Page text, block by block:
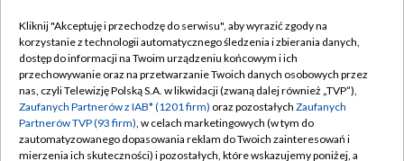
TVP
Abonament TVP
Emisja w TVP
Centrum informacji TVP
Regulamin TVP
Polityka prywatności
Moje zgody
Kliknij "Akceptuję i przechodzę do serwisu", aby wyrazić zgody na
korzystanie z technologii automatycznego śledzenia i zbierania danych,
dostęp do informacji na Twoim urządzeniu końcowym i ich
przechowywanie oraz na przetwarzanie Twoich danych osobowych przez
nas, czyli Telewizję Polską S.A. w likwidacji (zwaną dalej również „TVP”),
Zaufanych Partnerów z IAB* (1201 firm) oraz pozostałych Zaufanych
Partnerów TVP (93 firm), w celach marketingowych (w tym do
zautomatyzowanego dopasowania reklam do Twoich zainteresowań i
mierzenia ich skuteczności) i pozostałych, które wskazujemy poniżej, a